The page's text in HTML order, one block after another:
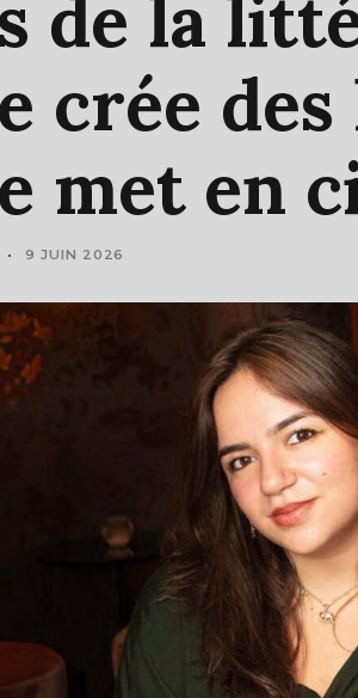
de la
crée des
met en
9 JUIN 2026